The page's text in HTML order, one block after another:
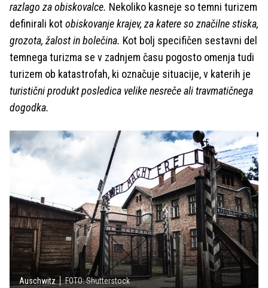
razlago za obiskovalce. Nekoliko kasneje so temni turizem
definirali kot obiskovanje krajev, za katere so značilne stiska,
grozota, žalost in bolečina. Kot bolj specifičen sestavni del
temnega turizma se v zadnjem času pogosto omenja tudi
turizem ob katastrofah, ki označuje situacije, v katerih je
turistični produkt posledica velike nesreče ali travmatičnega
dogodka.
Auschwitz FOTO: Shutterstock